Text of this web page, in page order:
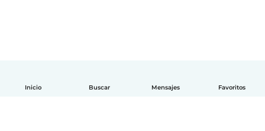
Inicio Buscar Mensajes Favoritos